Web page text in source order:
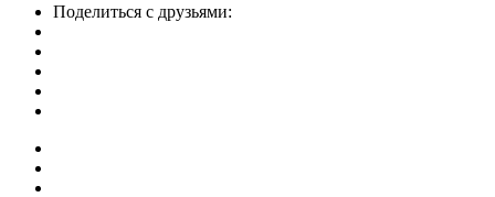
Поделиться с друзьями: